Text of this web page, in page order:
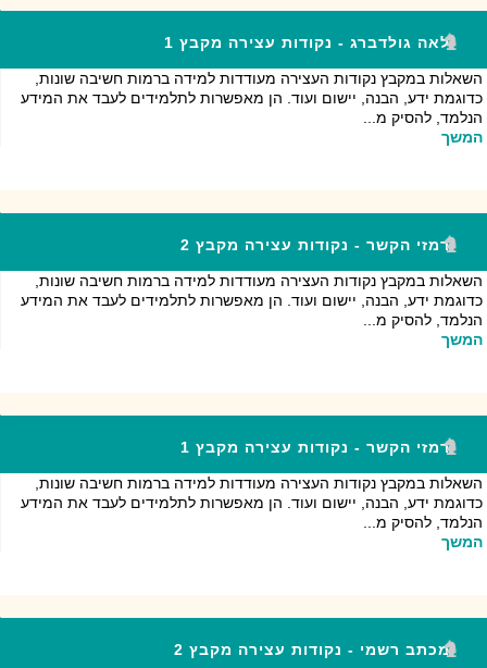
לאה גולדברג - נקודות עצירה מקבץ 1
השאלות במקבץ נקודות העצירה מעודדות למידה ברמות חשיבה שונות,
כדוגמת ידע, הבנה, יישום ועוד. הן מאפשרות לתלמידים לעבד את המידע
הנלמד, להסיק מ...
המשך
רמזי הקשר - נקודות עצירה מקבץ 2
השאלות במקבץ נקודות העצירה מעודדות למידה ברמות חשיבה שונות,
כדוגמת ידע, הבנה, יישום ועוד. הן מאפשרות לתלמידים לעבד את המידע
הנלמד, להסיק מ...
המשך
רמזי הקשר - נקודות עצירה מקבץ 1
השאלות במקבץ נקודות העצירה מעודדות למידה ברמות חשיבה שונות,
כדוגמת ידע, הבנה, יישום ועוד. הן מאפשרות לתלמידים לעבד את המידע
הנלמד, להסיק מ...
המשך
מכתב רשמי - נקודות עצירה מקבץ 2